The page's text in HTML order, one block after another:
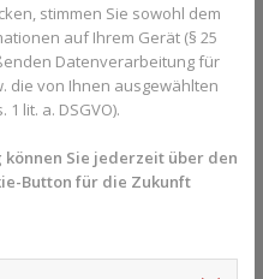
aufUnsplash
für Tinnitus
stimmen Sie sowohl dem
auf Ihrem Gerät (§ 25
Datenverarbeitung für
die von Ihnen ausgewählten
lit. a. DSGVO).
Sie jederzeit über den
Button für die Zukunft